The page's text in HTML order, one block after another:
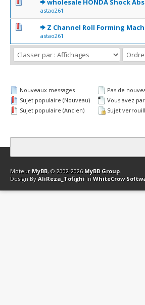
wholesale HONDA Shock
astao261
Z Channel Roll Forming
astao261
0 Votes - 0 sur 5 en moyenne
12345
Nouveaux messages
Sujet populaire (Nouveau)
Sujet populaire (Ancien)
Pas de
Vous avez
Sujet
Contact Club Affiliation Retourner en
Moteur MyBB, © 2002-2026 MyBB Group.
Design By AliReza_Tofighi In WhiteCrow